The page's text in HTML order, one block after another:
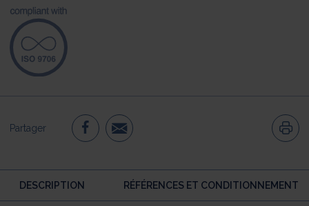
Partager
DESCRIPTION RÉFÉRENCES ET CONDITIONNEMENT